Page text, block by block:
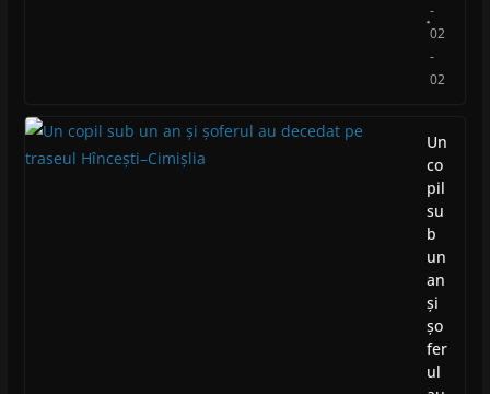
-
02
-
02
Un
co
pil
su
b
un
an
și
șo
fer
ul